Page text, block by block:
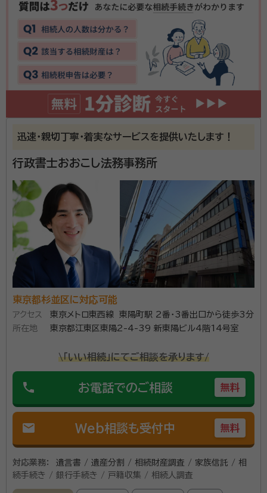
中田 多惠子（なかだ たえこ）
行政書士、CFP®、就活カウンセラ
経歴：
証券会社勤務時代に、お客様からの様々な問合せに対応するため
ＣＦＰの資格を取得。年間1,000人ほどのお客様からのご相談をお受けし
ていました。 お問合せの中で、特に相続の手続きは書類のやり取りで苦
労している方が多く、スムーズに行く方が珍しいといった状況。 ご家族が
悲しむ暇もなく手続きで四苦八苦している姿を目の当たりにして、相続は
生前にきちんと対策しておくのが大切だと痛感。 私自身、かつての父親の
相続手続きで苦労した記憶も重なり、相続の分野で人の役に立たいたい
という想いから、相続の専門家になるため行政書士を目指すことに。 板
橋区で行政書士中田多惠子事務所を開業
【相談無料】土日、オンラインでの対応も可能です（要ご
予約） 証券会社勤務経験があり、CFP®（ファイナンシャ
ルプランナー）資格を持つ行政書士が相続手続きをお手
間もなく次から次へとやることに追われてしまう相続手
続き。 私自身が家族を亡くした時に体験したこと、ま
多数対応した経験から、お客様の立場に立ち、分かりや
すい言葉で丁寧なご説明、きめ細かい対応を心掛けて
おります。 ご面談時間は１時間と固定せず、柔軟に対応
しておりますので、まずはゆっくりとお客様の状況をお
伺いし、そのうえでお手伝い出来る手続きをご提案いた
します。 他の専門家と提携し、行政書士では出来ない手
続きもワンストップでサポートいたします。
所属団体：東京都行政書士会、日本ファイナンシャルプランナーズ協
迅速・親切丁寧・着実なサービスを提供いたします！
行政書士おおこし法務事務所
東京都杉並区に対応可能
アクセス
東京メトロ東西線 東陽町駅 2番・3番出口から徒歩3分
所在地
東京都江東区東陽2-4-39 新東陽ビル4階14号室
\「いい相続」にてご相談を承ります/
phone お電話でのご相談 無料
mail Web相談も受付中 無料
対応業務：
遺言書 / 遺産分割 / 相続財産調査 / 家族信託 / 相
続手続き / 銀行手続き / 戸籍収集 / 相続人調査